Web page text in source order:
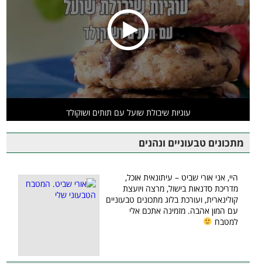
עוגיות שיבולת שועל עם תותים ושוקולד
מתכונים טבעוניים ונהנים
היי, אני אורי שביט – עיתונאית אוכל,
מדריכת סדנאות בישול, מרצה ויועצת
קולינארית, ועורכת בלוג מתכונים טבעוניים
עם המון אהבה. מזמינה אתכם אלי
למטבח